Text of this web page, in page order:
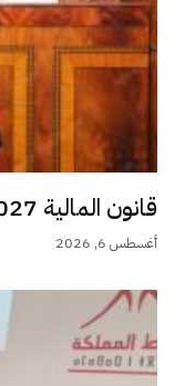
قانون المالية 2027: أخنوش يبقي على دعم...
أغسطس 6, 2026